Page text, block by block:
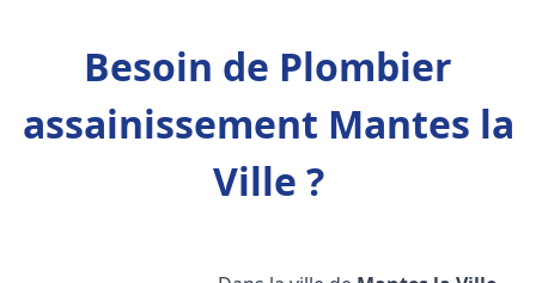
Besoin de Plombier
assainissement Mantes la
Ville ?